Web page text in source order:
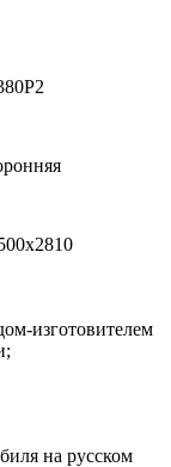
изготовителем
на русском